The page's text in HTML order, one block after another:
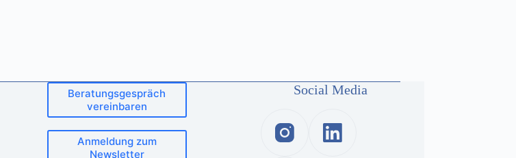
Beratungsgespräch
vereinbaren
Anmeldung zum
Newsletter
Social Media